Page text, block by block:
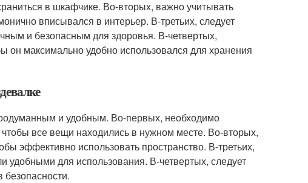
в шкафчике. Во-вторых, важно учитывать
вписывался в интерьер. В-третьих, следует
и безопасным для здоровья. В-четвертых,
он максимально удобно использовался для хранения
и удобным. Во-первых, необходимо
все вещи находились в нужном месте. Во-вторых,
эффективно использовать пространство. В-третьих,
удобными для использования. В-четвертых, следует